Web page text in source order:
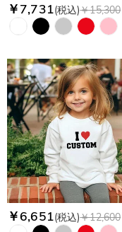
￥7,731(税込)￥15,300
￥6,651(税込)￥12,600